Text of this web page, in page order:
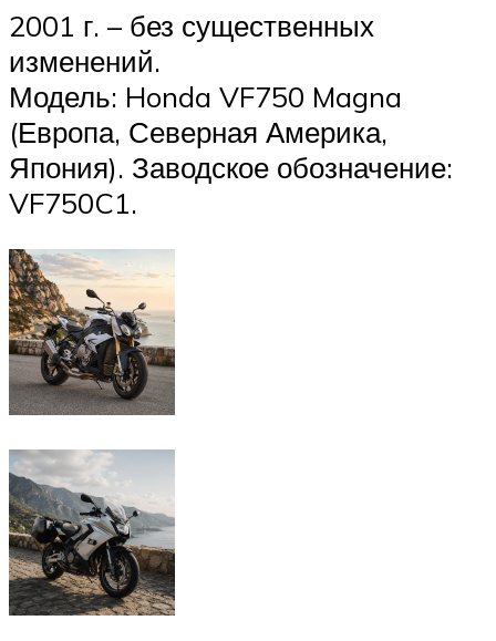
2001 г. – без существенных
изменений.
Модель: Honda VF750 Magna
(Европа, Северная Америка,
Япония). Заводское обозначение:
VF750C1.